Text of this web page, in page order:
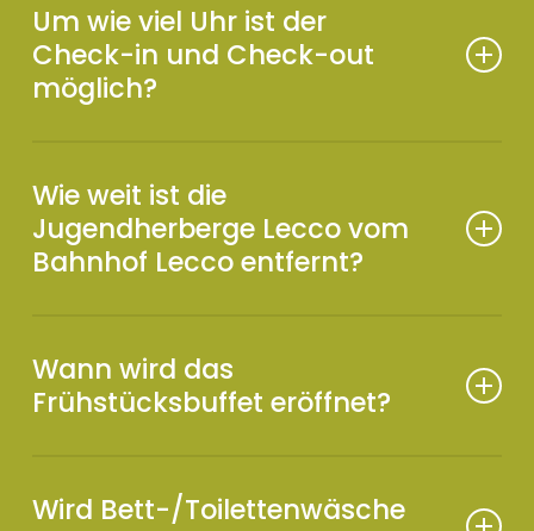
Um wie viel Uhr ist der
Check-in und Check-out
möglich?
Der Check-out erfolgt bis 10:00 Uhr. Wenn Sie
besondere Bedürfnisse haben, kontaktieren Sie
uns bitte und wir werden sehen, wie wir Ihnen
helfen können!
Wie weit ist die
Jugendherberge Lecco vom
Bahnhof Lecco entfernt?
Wann wird das
Frühstücksbuffet eröffnet?
bis 10.00 Uhr geöffnet und befindet sich im
Wird Bett-/Toilettenwäsche